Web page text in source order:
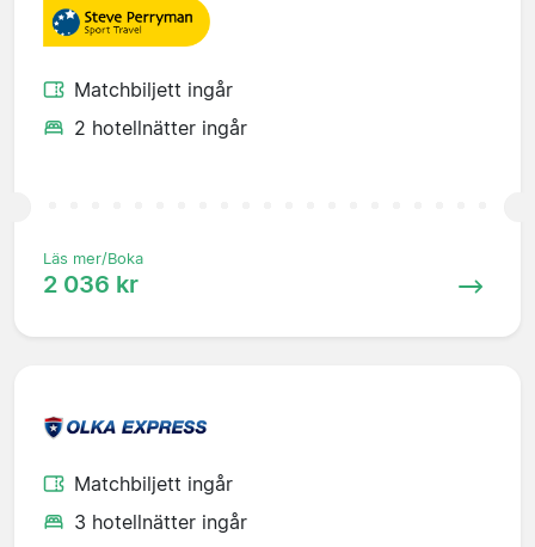
Matchbiljett ingår
2 hotellnätter ingår
Läs mer/Boka
2 036 kr
Matchbiljett ingår
3 hotellnätter ingår